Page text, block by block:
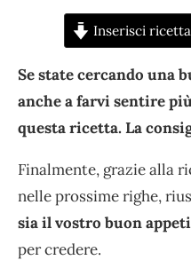
Inserisci ricetta
Se state cercando una
anche a farvi sentire
questa ricetta. La
Finalmente, grazie alla
nelle prossime righe,
sia il vostro buon
per credere.